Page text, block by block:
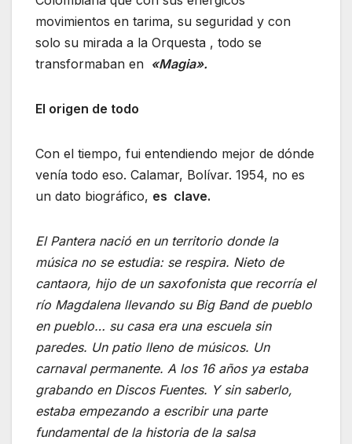
movimientos en tarima, su seguridad y con
solo su mirada a la Orquesta , todo se
transformaban en «Magia».
El origen de todo
Con el tiempo, fui entendiendo mejor de dónde
venía todo eso. Calamar, Bolívar. 1954, no es
un dato biográfico, es clave.
El Pantera nació en un territorio donde la
música no se estudia: se respira. Nieto de
cantaora, hijo de un saxofonista que recorría el
río Magdalena llevando su Big Band de pueblo
en pueblo… su casa era una escuela sin
paredes. Un patio lleno de músicos. Un
carnaval permanente. A los 16 años ya estaba
grabando en Discos Fuentes. Y sin saberlo,
estaba empezando a escribir una parte
fundamental de la historia de la salsa